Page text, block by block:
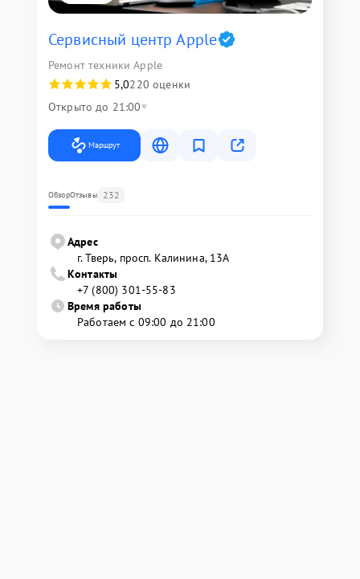
Сервисный центр Apple
Ремонт техники Apple
5,0220 оценки
Открыто до 21:00
Маршрут
ОбзорОтзывы 232
Адрес
г. Тверь, просп. Калинина, 13А
Контакты
+7 (800) 301-55-83
Время работы
Работаем с 09:00 до 21:00